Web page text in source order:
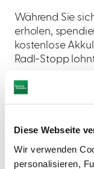
Diese Webseite
Wir verwenden
personalisieren,
Während Sie
erholen,
kostenlose
Radl-Stopp
AUF DER KARTE